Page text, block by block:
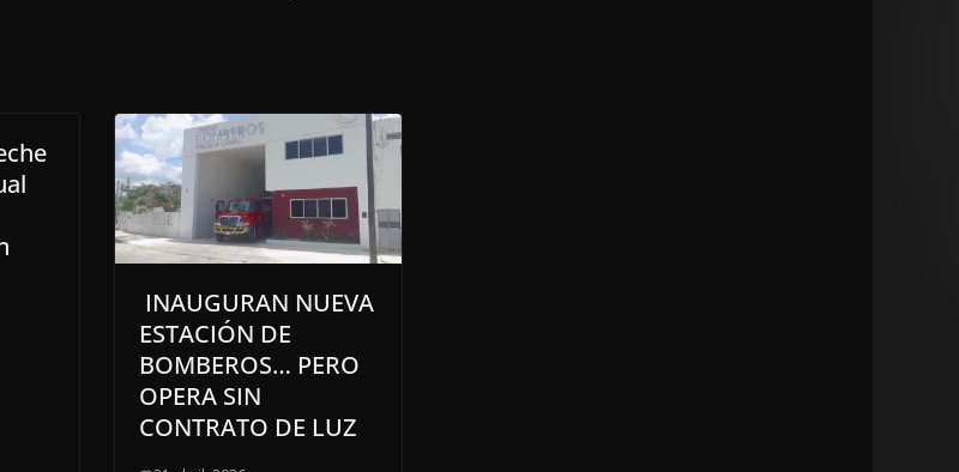
INAUGURAN NUEVA
ESTACIÓN DE
BOMBEROS… PERO
OPERA SIN
CONTRATO DE LUZ